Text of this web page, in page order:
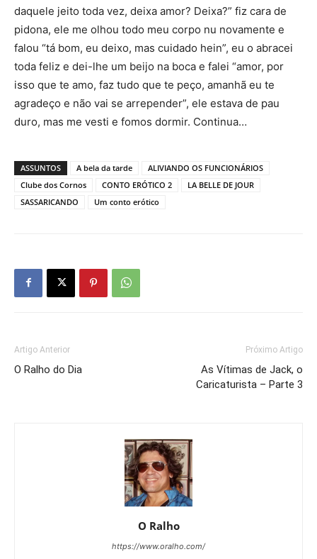
daquele jeito toda vez, deixa amor? Deixa?” fiz cara de
pidona, ele me olhou todo meu corpo nu novamente e
falou “tá bom, eu deixo, mas cuidado hein”, eu o abracei
toda feliz e dei-lhe um beijo na boca e falei “amor, por
isso que te amo, faz tudo que te peço, amanhã eu te
agradeço e não vai se arrepender”, ele estava de pau
duro, mas me vesti e fomos dormir. Continua…
ASSUNTOS A bela da tarde
ALIVIANDO OS FUNCIONÁRIOS
Clube dos Cornos
CONTO ERÓTICO 2
LA BELLE DE JOUR
SASSARICANDO
Um conto erótico
Artigo Anterior
O Ralho do Dia
Próximo Artigo
As Vítimas de Jack, o
Caricaturista – Parte 3
O Ralho
https://www.oralho.com/